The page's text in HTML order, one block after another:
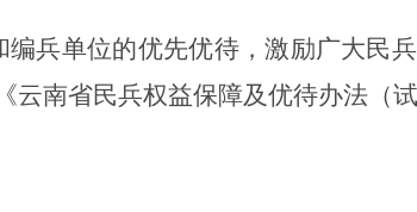
兵单位的优先优待，激励广大民
云南省民兵权益保障及优待办法（试